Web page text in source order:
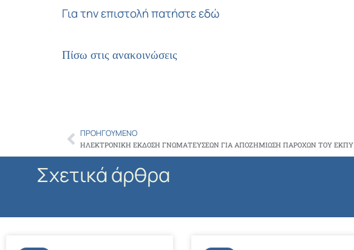
Για την επιστολή πατήστε εδώ
Πίσω στις ανακοινώσεις
Prev
ΠΡΟΗΓΟΎΜΕΝΟ
ΗΛΕΚΤΡΟΝΙΚΗ ΕΚΔΟΣΗ ΓΝΩΜΑΤΕΥΣΕΩΝ ΓΙΑ ΑΠΟΖΗΜΙΩΣΗ ΠΑΡΟΧΩΝ ΤΟΥ ΕΚΠΥ
Σχετικά άρθρα